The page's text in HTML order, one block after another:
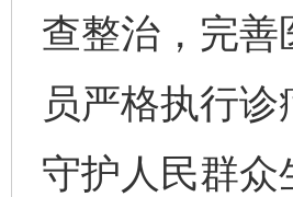
查整治，完
员严格执行
守护人民群